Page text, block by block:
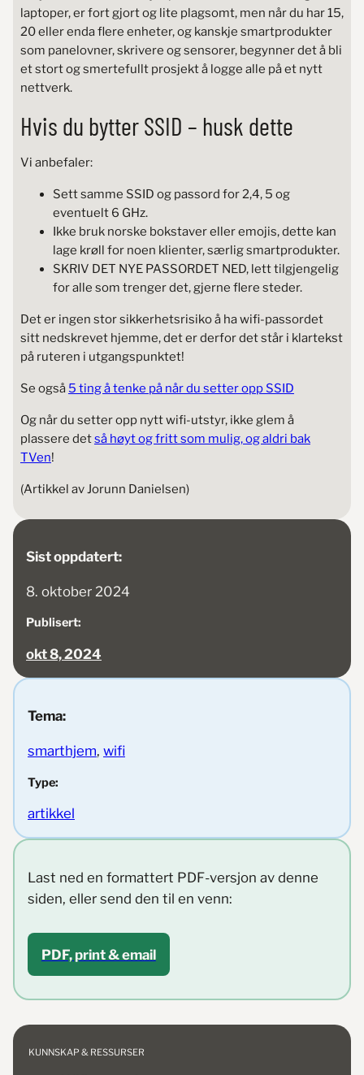
laptoper, er fort gjort og lite plagsomt, men når du har 15,
20 eller enda flere enheter, og kanskje smartprodukter
som panelovner, skrivere og sensorer, begynner det å bli
et stort og smertefullt prosjekt å logge alle på et nytt
nettverk.
Hvis du bytter SSID – husk dette
Vi anbefaler:
Sett samme SSID og passord for 2,4, 5 og
eventuelt 6 GHz.
Ikke bruk norske bokstaver eller emojis, dette kan
lage krøll for noen klienter, særlig smartprodukter.
SKRIV DET NYE PASSORDET NED, lett tilgjengelig
for alle som trenger det, gjerne flere steder.
Det er ingen stor sikkerhetsrisiko å ha wifi-passordet
sitt nedskrevet hjemme, det er derfor det står i klartekst
på ruteren i utgangspunktet!
Se også 5 ting å tenke på når du setter opp SSID
Og når du setter opp nytt wifi-utstyr, ikke glem å
plassere detså høyt og fritt som mulig, og aldri bak
TVen!
(Artikkel av Jorunn Danielsen)
Sist oppdatert:
8. oktober 2024
Publisert:
okt 8, 2024
Tema:
smarthjem, wifi
Type:
artikkel
Last ned en formattert PDF-versjon av denne
siden, eller send den til en venn:
PDF, print & email
KUNNSKAP & RESSURSER